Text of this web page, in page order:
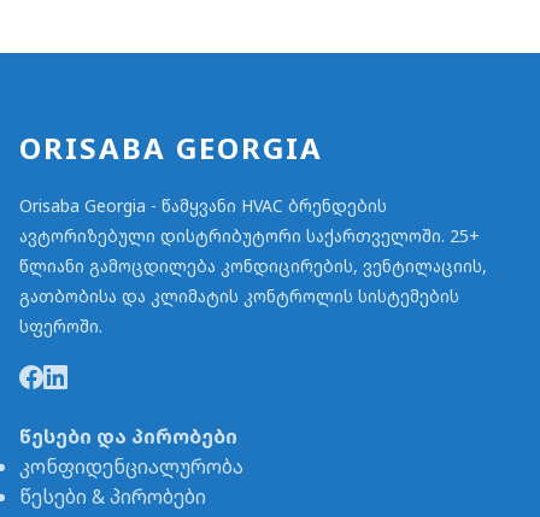
ORISABA GEORGIA
Orisaba Georgia - წამყვანი HVAC ბრენდების
ავტორიზებული დისტრიბუტორი საქართველოში. 25+
წლიანი გამოცდილება კონდიცირების, ვენტილაციის,
გათბობისა და კლიმატის კონტროლის სისტემების
სფეროში.
წესები და პირობები
კონფიდენციალურობა
წესები & პირობები